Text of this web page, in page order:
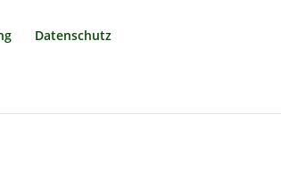
Datenschutz